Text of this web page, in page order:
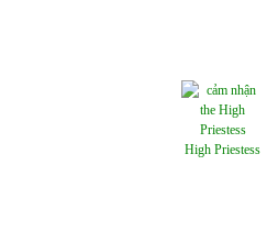
High Priestess